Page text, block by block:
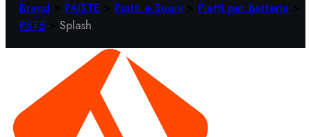
Brand PAISTE Piatti e Suoni Piatti per batteria
PST5
Splash